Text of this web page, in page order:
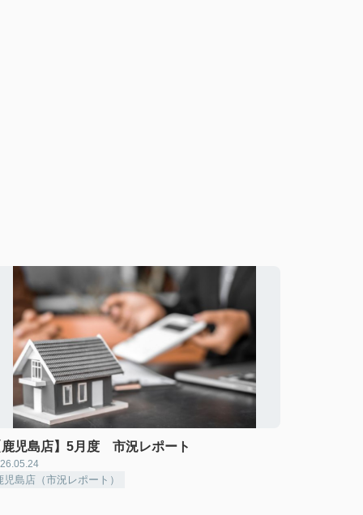
鹿児島店】5月度 市況レポート
児島店（市況レポート）